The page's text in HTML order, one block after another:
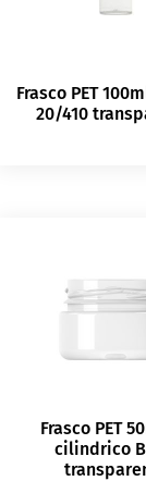
Frasco PET
20/410
Frasco PET
cilindrico